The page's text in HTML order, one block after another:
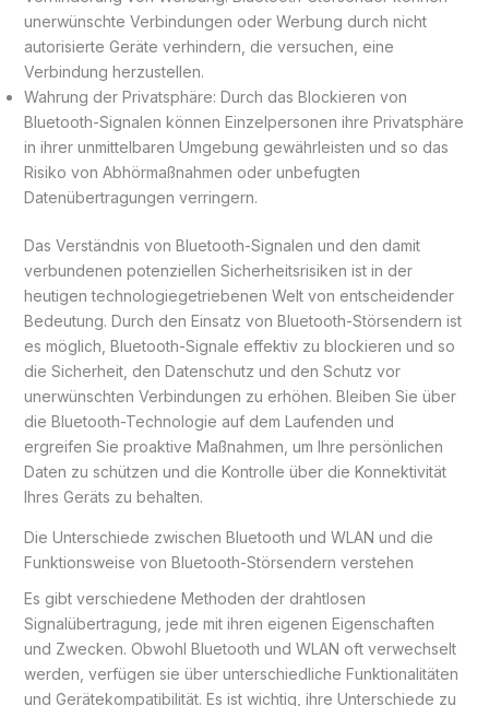
unerwünschte Verbindungen oder Werbung durch nicht
autorisierte Geräte verhindern, die versuchen, eine
Verbindung herzustellen.
Wahrung der Privatsphäre: Durch das Blockieren von
Bluetooth-Signalen können Einzelpersonen ihre Privatsphäre
in ihrer unmittelbaren Umgebung gewährleisten und so das
Risiko von Abhörmaßnahmen oder unbefugten
Datenübertragungen verringern.
Das Verständnis von Bluetooth-Signalen und den damit
verbundenen potenziellen Sicherheitsrisiken ist in der
heutigen technologiegetriebenen Welt von entscheidender
Bedeutung. Durch den Einsatz von Bluetooth-Störsendern ist
es möglich, Bluetooth-Signale effektiv zu blockieren und so
die Sicherheit, den Datenschutz und den Schutz vor
unerwünschten Verbindungen zu erhöhen. Bleiben Sie über
die Bluetooth-Technologie auf dem Laufenden und
ergreifen Sie proaktive Maßnahmen, um Ihre persönlichen
Daten zu schützen und die Kontrolle über die Konnektivität
Ihres Geräts zu behalten.
Die Unterschiede zwischen Bluetooth und WLAN und die
Funktionsweise von Bluetooth-Störsendern verstehen
Es gibt verschiedene Methoden der drahtlosen
Signalübertragung, jede mit ihren eigenen Eigenschaften
und Zwecken. Obwohl Bluetooth und WLAN oft verwechselt
werden, verfügen sie über unterschiedliche Funktionalitäten
und Gerätekompatibilität. Es ist wichtig, ihre Unterschiede zu